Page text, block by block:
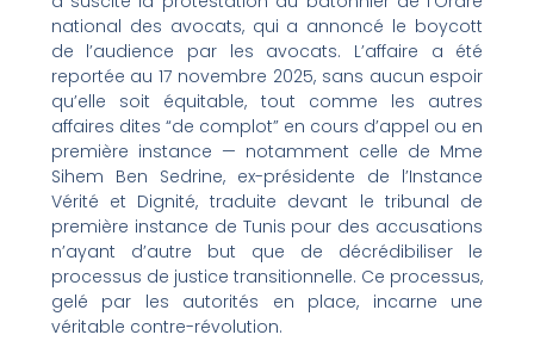
national des avocats, qui a annoncé le boycott
de l’audience par les avocats. L’affaire a été
reportée au 17 novembre 2025, sans aucun espoir
qu’elle soit équitable, tout comme les autres
affaires dites “de complot” en cours d’appel ou en
première instance — notamment celle de Mme
Sihem Ben Sedrine, ex-présidente de l’Instance
Vérité et Dignité, traduite devant le tribunal de
première instance de Tunis pour des accusations
n’ayant d’autre but que de décrédibiliser le
processus de justice transitionnelle. Ce processus,
gelé par les autorités en place, incarne une
véritable contre-révolution.